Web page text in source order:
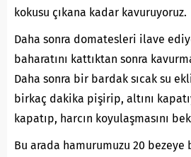
kokusu çıkana kadar kavuruyoruz.
Daha sonra domatesleri ilave
baharatını kattıktan sonra
Daha sonra bir bardak sıcak su
birkaç dakika pişirip, altını
kapatıp, harcın koyulaşmasını
Bu arada hamurumuzu 20 bezeye